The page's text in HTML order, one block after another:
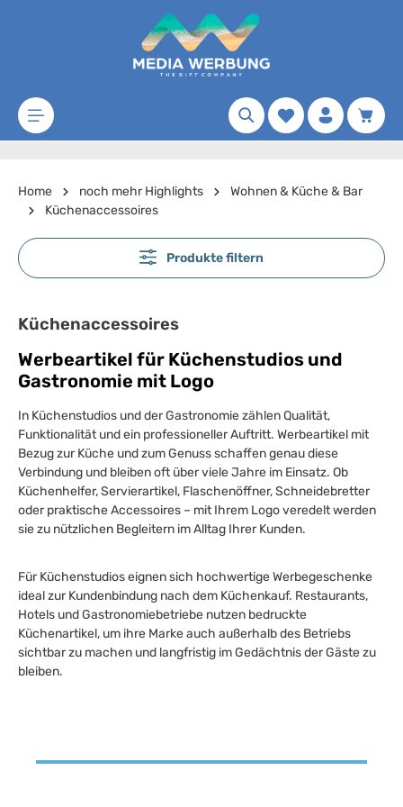
Zum Hauptinhalt springen
Merkzettel
Home noch mehr Highlights
Wohnen & Küche & Bar
Küchenaccessoires
Produkte filtern
Küchenaccessoires
Werbeartikel für Küchenstudios und
Gastronomie mit Logo
In Küchenstudios und der Gastronomie zählen Qualität,
Funktionalität und ein professioneller Auftritt. Werbeartikel mit
Bezug zur Küche und zum Genuss schaffen genau diese
Verbindung und bleiben oft über viele Jahre im Einsatz. Ob
Küchenhelfer, Servierartikel, Flaschenöffner, Schneidebretter
oder praktische Accessoires – mit Ihrem Logo veredelt werden
sie zu nützlichen Begleitern im Alltag Ihrer Kunden.
Für Küchenstudios eignen sich hochwertige Werbegeschenke
ideal zur Kundenbindung nach dem Küchenkauf. Restaurants,
Hotels und Gastronomiebetriebe nutzen bedruckte
Küchenartikel, um ihre Marke auch außerhalb des Betriebs
sichtbar zu machen und langfristig im Gedächtnis der Gäste zu
bleiben.